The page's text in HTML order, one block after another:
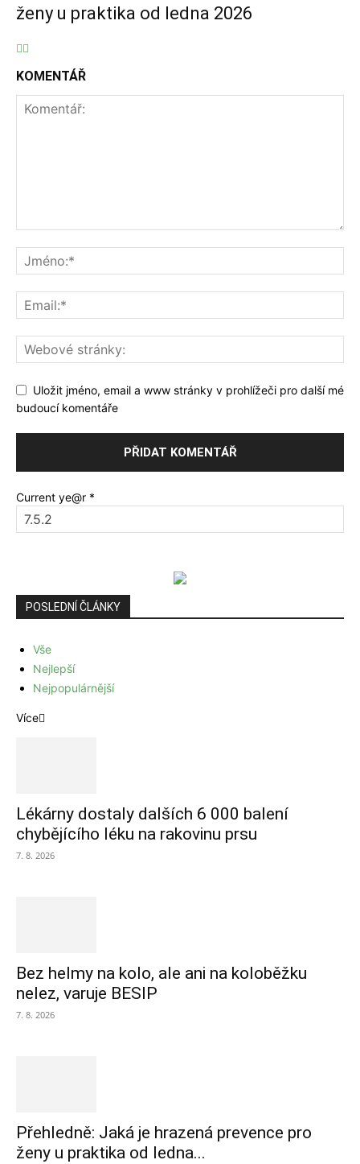
ženy u praktika od ledna 2026
KOMENTÁŘ
Uložit jméno, email a www stránky v prohlížeči pro další mé
budoucí komentáře
Current ye@r *
POSLEDNÍ ČLÁNKY
Vše
Nejlepší
Nejpopulárnější
Více
Lékárny dostaly dalších 6 000 balení
chybějícího léku na rakovinu prsu
7. 8. 2026
Bez helmy na kolo, ale ani na koloběžku
nelez, varuje BESIP
7. 8. 2026
Přehledně: Jaká je hrazená prevence pro
ženy u praktika od ledna...